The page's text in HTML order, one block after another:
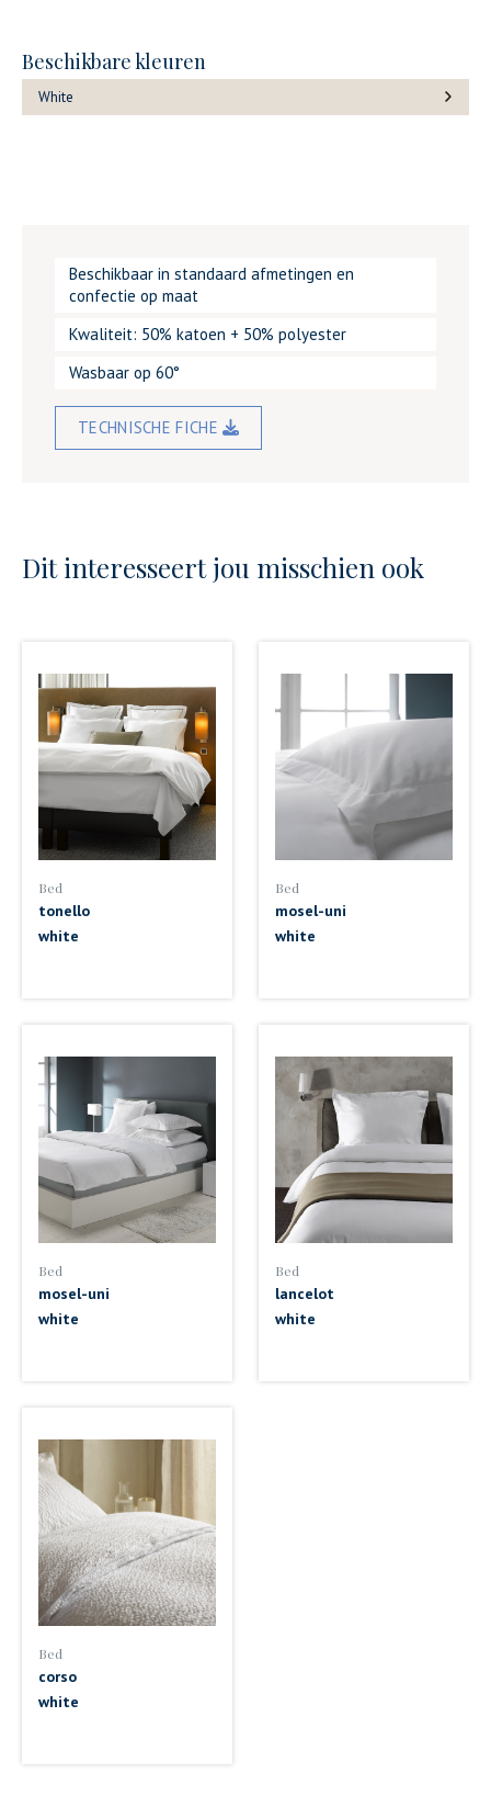
Beschikbare kleuren
White
Beschikbaar in standaard afmetingen en
confectie op maat
Kwaliteit: 50% katoen + 50% polyester
Wasbaar op 60°
TECHNISCHE FICHE
Dit interesseert jou misschien ook
Bed
tonello
white
Bed
mosel-uni
white
Bed
mosel-uni
white
Bed
lancelot
white
Bed
corso
white